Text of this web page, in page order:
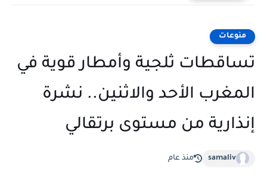
منوعات
تساقطات ثلجية وأمطار قوية في
المغرب الأحد والاثنين.. نشرة
إنذارية من مستوى برتقالي
samaliv منذ عام